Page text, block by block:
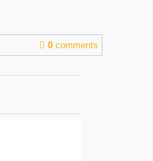
0 comments